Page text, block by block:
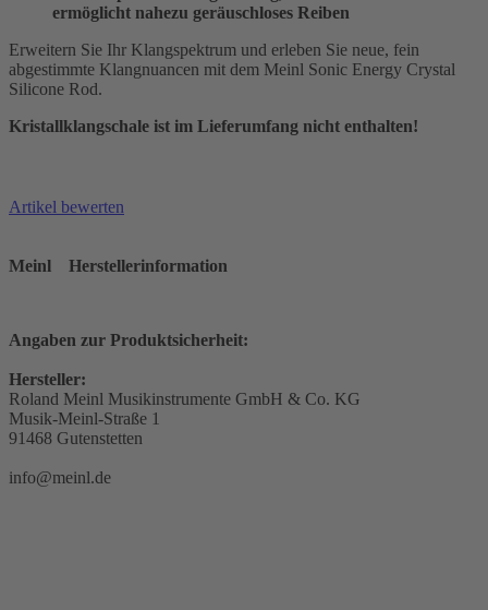
ermöglicht nahezu geräuschloses Reiben
Erweitern Sie Ihr Klangspektrum und erleben Sie neue, fein
abgestimmte Klangnuancen mit dem Meinl Sonic Energy Crystal
Silicone Rod.
Kristallklangschale ist im Lieferumfang nicht enthalten!
Artikel bewerten
Meinl Herstellerinformation
Angaben zur Produktsicherheit:
Hersteller:
Roland Meinl Musikinstrumente GmbH & Co. KG
Musik-Meinl-Straße 1
91468 Gutenstetten
info@meinl.de